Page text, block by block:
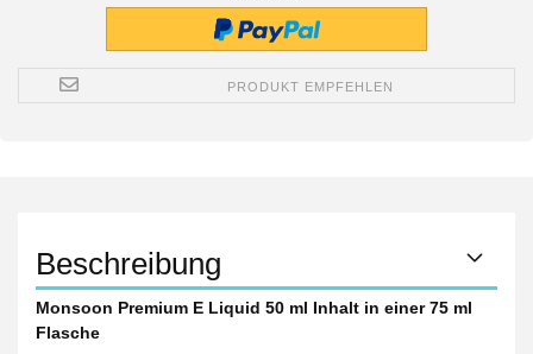
PRODUKT EMPFEHLEN
Beschreibung
Monsoon Premium E Liquid 50 ml Inhalt in einer 75 ml
Flasche